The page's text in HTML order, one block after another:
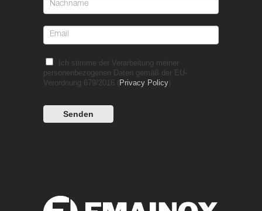
Ich stimme der Verarbeitung meiner
personenbezogenen Daten gemäß der EU-
Verordnung 679/2016 (Privacy Policy)